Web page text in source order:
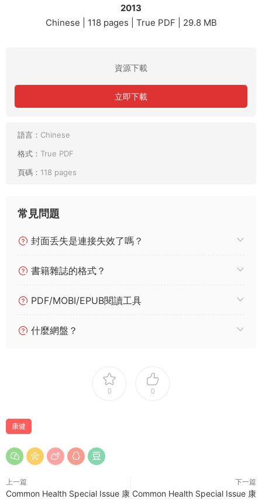
2013
Chinese | 118 pages | True PDF | 29.8 MB
資源下載
立即下載
語言： Chinese
格式： True PDF
頁碼： 118 pages
常見問題
封面丢失是連接失效了嗎？
書籍雜誌的格式？
PDF/MOBI/EPUB閱讀工具
什麼網盤？
0 0
康健
上一篇
Common Health Special Issue 康
下一篇
Common Health Special Issue 康